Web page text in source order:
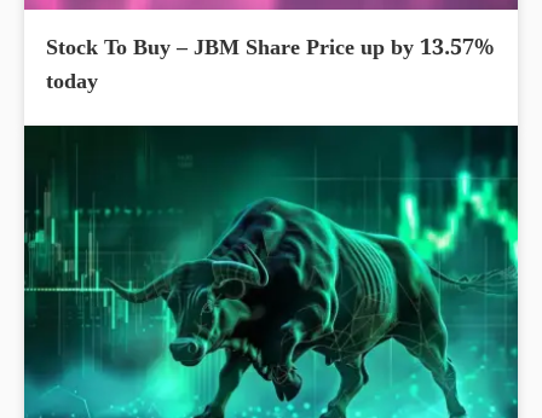
Stock To Buy – JBM Share Price up by 13.57%
today